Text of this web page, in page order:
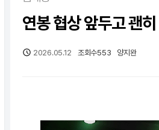
연봉 협상 앞두고 괜
2026.05.12 조회수553 양지완